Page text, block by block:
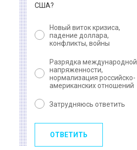
США?
Новый виток кризиса,
падение доллара,
конфликты, войны
Разрядка международной
напряженности,
нормализация российско-
американских отношений
Затрудняюсь ответить
ОТВЕТИТЬ